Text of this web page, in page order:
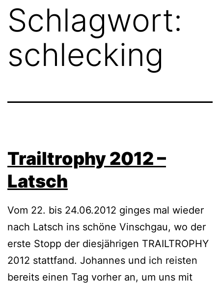
Schlagwort:
schlecking
Trailtrophy 2012 –
Latsch
Vom 22. bis 24.06.2012 ginges mal wieder
nach Latsch ins schöne Vinschgau, wo der
erste Stopp der diesjährigen TRAILTROPHY
2012 stattfand. Johannes und ich reisten
bereits einen Tag vorher an, um uns mit